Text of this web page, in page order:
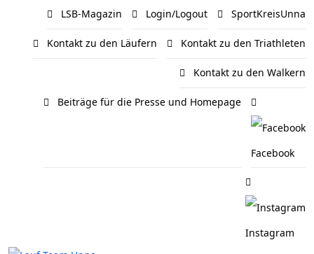
LSB-Magazin Login/Logout SportKreisUnna
Kontakt zu den Läufern Kontakt zu den Triathleten
Kontakt zu den Walkern
Beiträge für die Presse und Homepage
Facebook
Instagram